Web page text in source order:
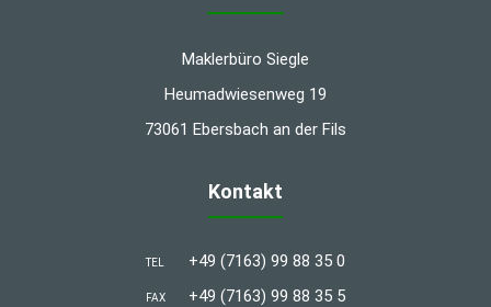
Maklerbüro Siegle
Heumadwiesenweg 19
73061 Ebersbach an der Fils
Kontakt
TEL +49 (7163) 99 88 35 0
FAX +49 (7163) 99 88 35 5